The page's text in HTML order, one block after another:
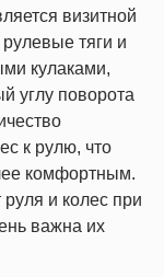
визитной
тяги и
кулаками,
углу поворота
к рулю, что
комфортным.
и колес при
важна их